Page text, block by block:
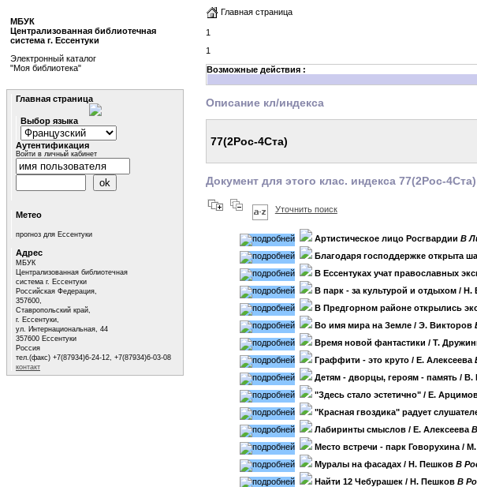
Главная страница
1
1
Возможные действия :
Описание кл/индекса
77(2Рос-4Ста)
Документ для этого клас. индекса 77(2Рос-4Ста)
Уточнить поиск
Артистическое лицо Росгвардии B
Благодаря господдержке открыта
В Ессентуках учат православных
В парк - за культурой и отдыхом/ Н.
В Предгорном районе открылись
Во имя мира на Земле/ Э. Викторов
Время новой фантастики / Т.
Граффити - это круто/ Е. Алексеева
Детям - дворцы, героям - память/ В.
"Здесь стало эстетично"/ Е.
"Красная гвоздика" радует
Лабиринты смыслов/ Е. Алексеева
Место встречи - парк Говорухина/ М.
Муралы на фасадах/ Н. Пешков B
Найти 12 Чебурашек/ Н. Пешков B
МБУК
Централизованная библиотечная
система г. Ессентуки
Электронный каталог
"Моя библиотека"
Главная страница
Выбор языка
Аутентификация
Войти в личный кабинет
Метео
прогноз для Ессентуки
Адрес
МБУК
Централизованная библиотечная
система г. Ессентуки
Российская Федерация,
357600,
Ставропольский край,
г. Ессентуки,
ул. Интернациональная, 44
357600 Ессентуки
Россия
тел.(факс) +7(87934)6-24-12, +7(87934)6-03-08
контакт